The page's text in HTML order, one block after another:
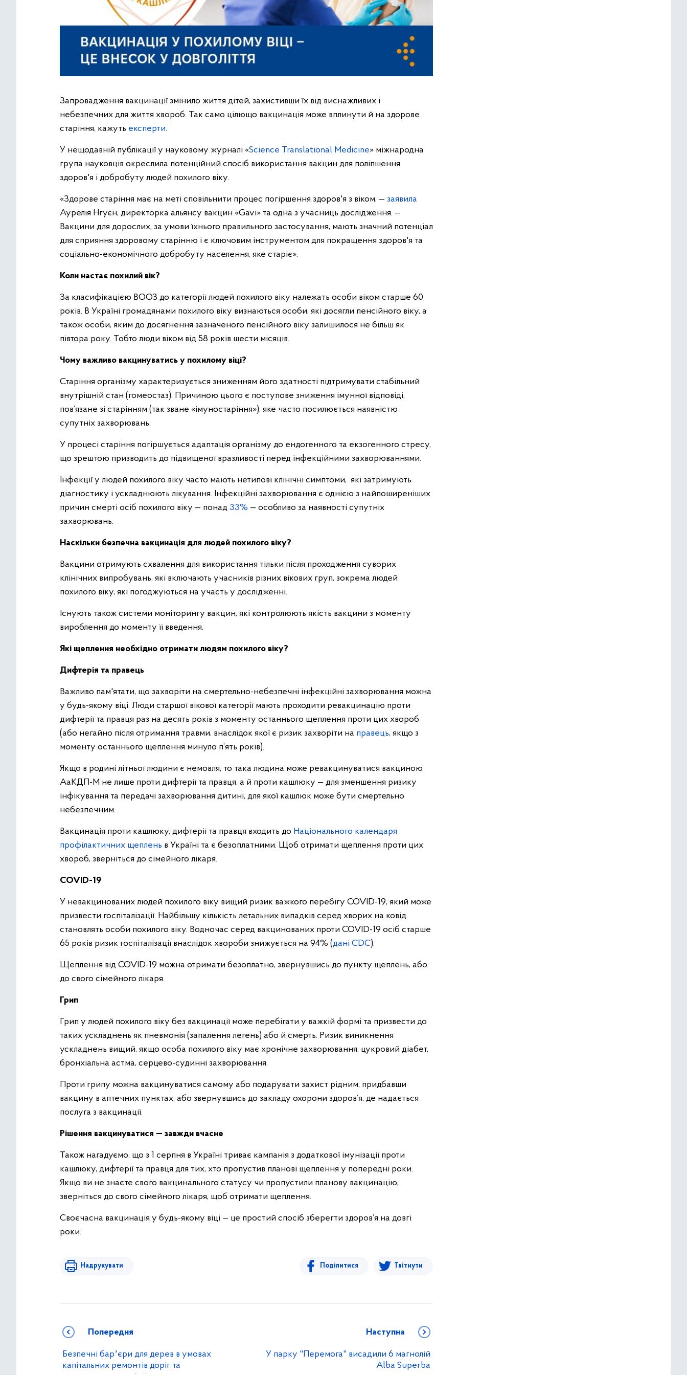
Запровадження вакцинації змінило життя дітей, захистивши їх від виснажливих і
небезпечних для життя хвороб. Так само цілющо вакцинація може вплинути й на здорове
старіння, кажуть експерти.
У нещодавній публікації у науковому журналі «Science Translational Medicine» міжнародна
група науковців окреслила потенційний спосіб використання вакцин для поліпшення
здоров'я і добробуту людей похилого віку.
«Здорове старіння має на меті сповільнити процес погіршення здоров'я з віком, — заявила
Аурелія Нгуєн, директорка альянсу вакцин «Gavi» та одна з учасниць дослідження. —
Вакцини для дорослих, за умови їхнього правильного застосування, мають значний потенціал
для сприяння здоровому старінню і є ключовим інструментом для покращення здоров'я та
соціально-економічного добробуту населення, яке старіє».
Коли настає похилий вік?
За класифікацією ВООЗ до категорії людей похилого віку належать особи віком старше 60
років. В Україні громадянами похилого віку визнаються особи, які досягли пенсійного віку, а
також особи, яким до досягнення зазначеного пенсійного віку залишилося не більш як
півтора року. Тобто люди віком від 58 років шести місяців.
Чому важливо вакцинуватись у похилому віці?
Старіння організму характеризується зниженням його здатності підтримувати стабільний
внутрішній стан (гомеостаз). Причиною цього є поступове зниження імунної відповіді,
пов’язане зі старінням (так зване «імуностаріння»), яке часто посилюється наявністю
супутніх захворювань.
У процесі старіння погіршується адаптація організму до ендогенного та екзогенного стресу,
що зрештою призводить до підвищеної вразливості перед інфекційними захворюваннями.
Інфекції у людей похилого віку часто мають нетипові клінічні симптоми, які затримують
діагностику і ускладнюють лікування. Інфекційні захворювання є однією з найпоширеніших
причин смерті осіб похилого віку — понад 33% — особливо за наявності супутніх
захворювань.
Наскільки безпечна вакцинація для людей похилого віку?
Вакцини отримують схвалення для використання тільки після проходження суворих
клінічних випробувань, які включають учасників різних вікових груп, зокрема людей
похилого віку, які погоджуються на участь у дослідженні.
Існують також системи моніторингу вакцин, які контролюють якість вакцини з моменту
вироблення до моменту її введення.
Які щеплення необхідно отримати людям похилого віку?
Дифтерія та правець
Важливо пам'ятати, що захворіти на смертельно-небезпечні інфекційні захворювання можна
у будь-якому віці. Люди старшої вікової категорії мають проходити ревакцинацію проти
дифтерії та правця раз на десять років з моменту останнього щеплення проти цих хвороб
(або негайно після отримання травми, внаслідок якої є ризик захворіти на правець, якщо з
моменту останнього щеплення минуло п’ять років).
Якщо в родині літньої людини є немовля, то така людина може ревакцинуватися вакциною
АаКДП-М не лише проти дифтерії та правця, а й проти кашлюку — для зменшення ризику
інфікування та передачі захворювання дитині, для якої кашлюк може бути смертельно
небезпечним.
Вакцинація проти кашлюку, дифтерії та правця входить до Національного календаря
профілактичних щеплень в Україні та є безоплатними. Щоб отримати щеплення проти цих
хвороб, зверніться до сімейного лікаря.
COVID-19
У невакцинованих людей похилого віку вищий ризик важкого перебігу COVID-19, який може
призвести госпіталізації. Найбільшу кількість летальних випадків серед хворих на ковід
становлять особи похилого віку. Водночас серед вакцинованих проти COVID-19 осіб старше
65 років ризик госпіталізації внаслідок хвороби знижується на 94% (дані CDC).
Щеплення від COVID-19 можна отримати безоплатно, звернувшись до пункту щеплень, або
до свого сімейного лікаря.
Грип
Грип у людей похилого віку без вакцинації може перебігати у важкій формі та призвести до
таких ускладнень як пневмонія (запалення легень) або й смерть. Ризик виникнення
ускладнень вищий, якщо особа похилого віку має хронічне захворювання: цукровий діабет,
бронхіальна астма, серцево-судинні захворювання.
Проти грипу можна вакцинуватися самому або подарувати захист рідним, придбавши
вакцину в аптечних пунктах, або звернувшись до закладу охорони здоров’я, де надається
послуга з вакцинації.
Рішення вакцинуватися — завжди вчасне
Також нагадуємо, що з 1 серпня в Україні триває кампанія з додаткової імунізації проти
кашлюку, дифтерії та правця для тих, хто пропустив планові щеплення у попередні роки.
Якщо ви не знаєте свого вакцинального статусу чи пропустили планову вакцинацію,
зверніться до свого сімейного лікаря, щоб отримати щеплення.
Своєчасна вакцинація у будь-якому віці — це простий спосіб зберегти здоров’я на довгі
роки.
Надрукувати Поділитися Твітнути
Попередня
Безпечні барʼєри для дерев в умовах
капітальних ремонтів доріг та
Наступна
У парку "Перемога" висадили 6 магнолій
Alba Superba